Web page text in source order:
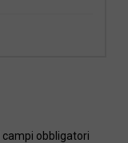
I campi obbligatori